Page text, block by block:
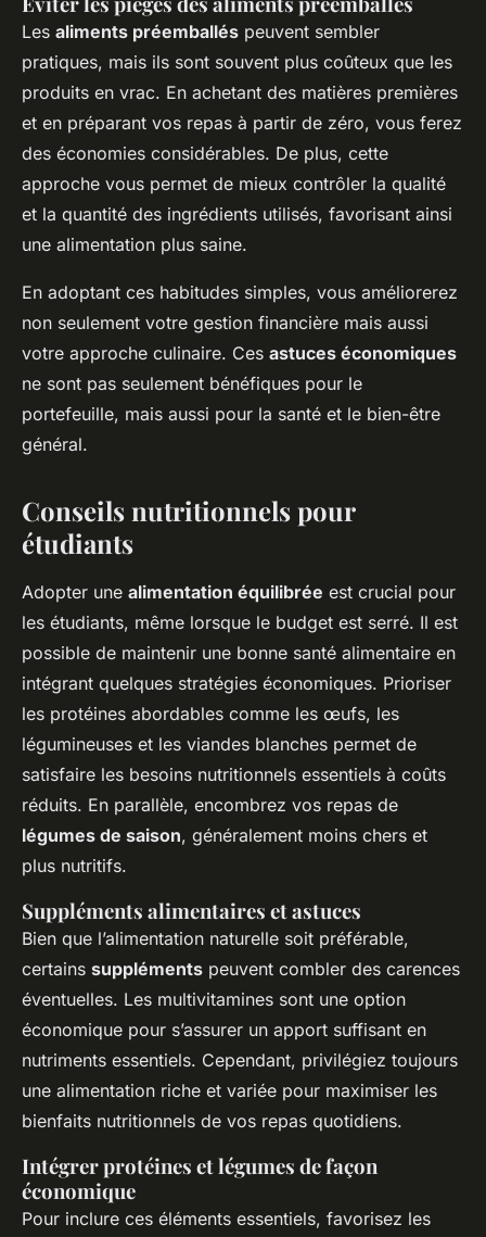
Les aliments préemballés peuvent sembler
pratiques, mais ils sont souvent plus coûteux que les
produits en vrac. En achetant des matières premières
et en préparant vos repas à partir de zéro, vous ferez
des économies considérables. De plus, cette
approche vous permet de mieux contrôler la qualité
et la quantité des ingrédients utilisés, favorisant ainsi
une alimentation plus saine.
En adoptant ces habitudes simples, vous améliorerez
non seulement votre gestion financière mais aussi
votre approche culinaire. Ces astuces économiques
ne sont pas seulement bénéfiques pour le
portefeuille, mais aussi pour la santé et le bien-être
général.
Conseils nutritionnels pour
étudiants
Adopter une alimentation équilibrée est crucial pour
les étudiants, même lorsque le budget est serré. Il est
possible de maintenir une bonne santé alimentaire en
intégrant quelques stratégies économiques. Prioriser
les protéines abordables comme les œufs, les
légumineuses et les viandes blanches permet de
satisfaire les besoins nutritionnels essentiels à coûts
réduits. En parallèle, encombrez vos repas de
légumes de saison, généralement moins chers et
plus nutritifs.
Suppléments alimentaires et astuces
Bien que l’alimentation naturelle soit préférable,
certains suppléments peuvent combler des carences
éventuelles. Les multivitamines sont une option
économique pour s’assurer un apport suffisant en
nutriments essentiels. Cependant, privilégiez toujours
une alimentation riche et variée pour maximiser les
bienfaits nutritionnels de vos repas quotidiens.
Intégrer protéines et légumes de façon
économique
Pour inclure ces éléments essentiels, favorisez les